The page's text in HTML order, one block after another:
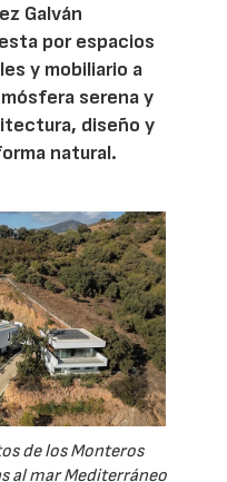
Galván
por espacios
y mobiliario a
serena y
diseño y
natural.
de los Monteros
al mar Mediterráneo